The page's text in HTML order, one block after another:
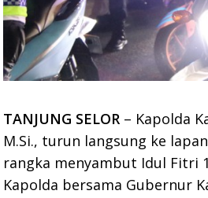
TANJUNG SELOR – Kapolda
M.Si., turun langsung ke
rangka menyambut Idul Fitri
Kapolda bersama Gubernur